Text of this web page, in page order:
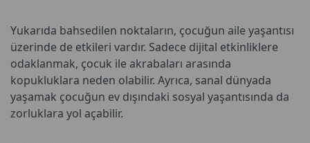
Yukarıda bahsedilen noktaların, çocuğun aile yaşantısı
üzerinde de etkileri vardır. Sadece dijital etkinliklere
odaklanmak, çocuk ile akrabaları arasında
kopukluklara neden olabilir. Ayrıca, sanal dünyada
yaşamak çocuğun ev dışındaki sosyal yaşantısında da
zorluklara yol açabilir.